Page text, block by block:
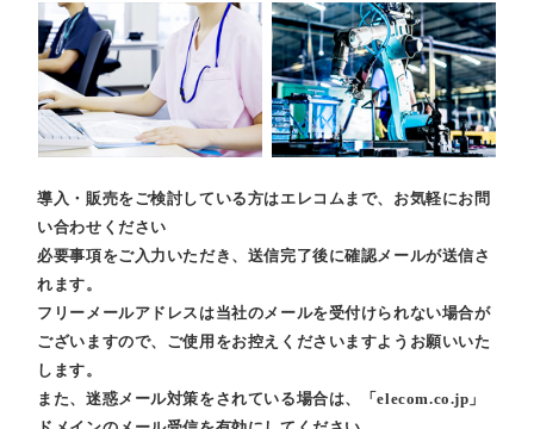
導入・販売をご検討している方はエレコムまで、お気軽にお問
い合わせください
必要事項をご入力いただき、送信完了後に確認メールが送信さ
れます。
フリーメールアドレスは当社のメールを受付けられない場合が
ございますので、ご使用をお控えくださいますようお願いいた
します。
また、迷惑メール対策をされている場合は、「elecom.co.jp」